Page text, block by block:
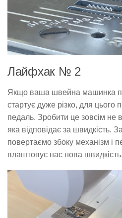
Лайфхак № 2
Якщо ваша швейна машинка
стартує дуже різко, для цього
педаль. Зробити це зовсім не
яка відповідає за швидкість.
повертаємо збоку механізм і
влаштовує нас нова швидкість.